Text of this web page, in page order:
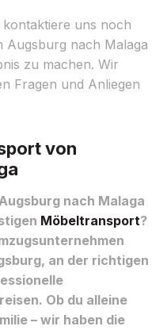
uns noch
Augsburg nach Malaga
zu machen. Wir
Fragen und Anliegen
von
nach Malaga
Möbeltransport?
an der richtigen
Ob du alleine
– wir haben die